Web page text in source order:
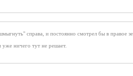
справа, и постоянно смотрел бы в правое
ничего тут не решает.